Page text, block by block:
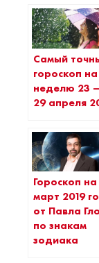
Самый
гороскоп на
неделю 23
29 апреля
Гороскоп на
март 2019
от Павла
по знакам
зодиака